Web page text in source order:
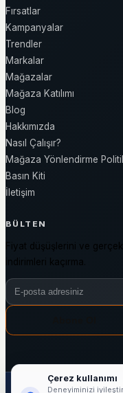
Fırsatlar
Kampanyalar
Trendler
Markalar
Mağazalar
Mağaza Katılımı
Blog
Hakkımızda
Nasıl Çalışır?
Mağaza Yönlendirme
Basın Kiti
İletişim
BÜLTEN
Fiyat düşüşlerini ve gerçek
indirimleri kaçırma.
Bülten e-posta adresiniz
1000+
Çerez kullanımı
Deneyiminizi